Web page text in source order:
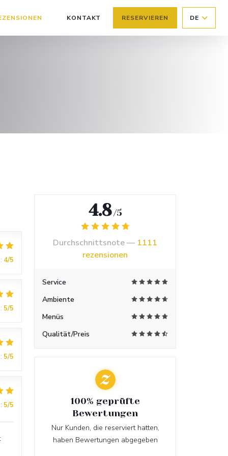
KONTAKT RESERVIEREN DE
: 4/5
: 5/5
: 5/5
: 5/5
4.8 /5
Durchschnittsnote — 1111
rezensionen
Service
Ambiente
Menüs
Qualität/Preis
100% geprüfte
Bewertungen
Nur Kunden, die reserviert hatten,
haben Bewertungen abgegeben